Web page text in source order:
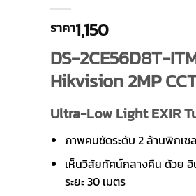
ราคา1,150
DS-2CE56D8T-
Hikvision 2MP
Ultra-Low Light EXIR
ภาพคมชัดระดับ 2 ล้านพิกเซ
เห็นวิสัยทัศน์กลางคืน ด้วย อิ
ระยะ 30 เมตร